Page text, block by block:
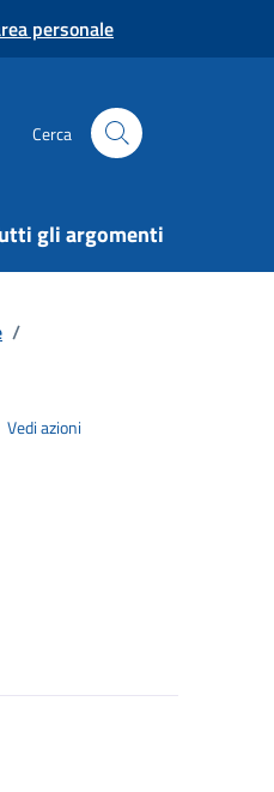
personale
Cerca
gli argomenti
/
Vedi azioni